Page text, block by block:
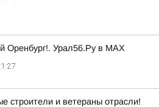
Оренбург!. Урал56.Ру в МАХ
строители и ветераны отрасли!